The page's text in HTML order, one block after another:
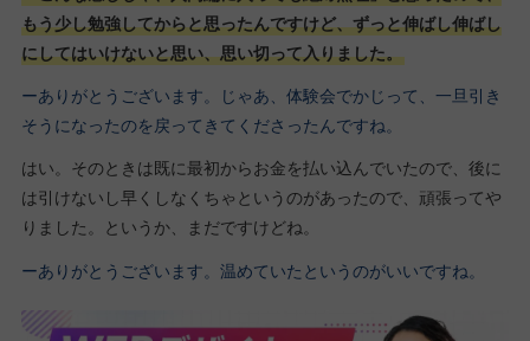
もう少し勉強してからと思ったんですけど、ずっと伸ばし伸ばし
にしてはいけないと思い、思い切って入りました。
ーありがとうございます。じゃあ、体験会でかじって、一旦引き
そうになったのを戻ってきてくださったんですね。
はい。そのときは既に最初からお金を払い込んでいたので、後に
は引けないし早くしなくちゃというのがあったので、頑張ってや
りました。というか、まだですけどね。
ーありがとうございます。温めていたというのがいいですね。